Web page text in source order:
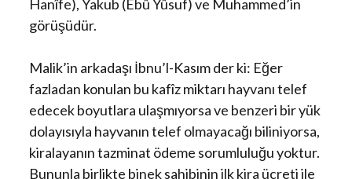
Hanîfe), Yakub (Ebû Yûsuf) ve Muhammed’in
görüşüdür.
Malik’in arkadaşı İbnu’l-Kasım der ki: Eğer
fazladan konulan bu kafîz miktarı hayvanı telef
edecek boyutlara ulaşmıyorsa ve benzeri bir yük
dolayısıyla hayvanın telef olmayacağı biliniyorsa,
kiralayanın tazminat ödeme sorumluluğu yoktur.
Bununla birlikte binek sahibinin ilk kira ücreti ile